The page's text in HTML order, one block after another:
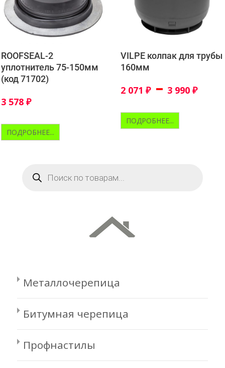
ROOFSEAL-2
уплотнитель 75-150мм
(код 71702)
3 578 ₽
ПОДРОБНЕЕ...
VILPE колпак для трубы
160мм
2 071 ₽ – 3 990 ₽
ПОДРОБНЕЕ...
товаров
Металлочерепица
Битумная черепица
Профнастилы